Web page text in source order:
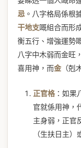
忌 。八字格局係根
干地支嘅組合而形
衡五行、增強運勢
八字中木弱而金旺
喜用神，而金（剋
正官格：如果
官就係用神，
主身弱，正官
（生扶日主）